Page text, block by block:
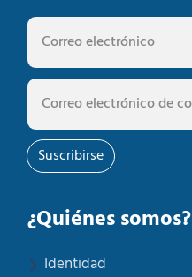
Suscribirse
¿Quiénes somos?
Identidad